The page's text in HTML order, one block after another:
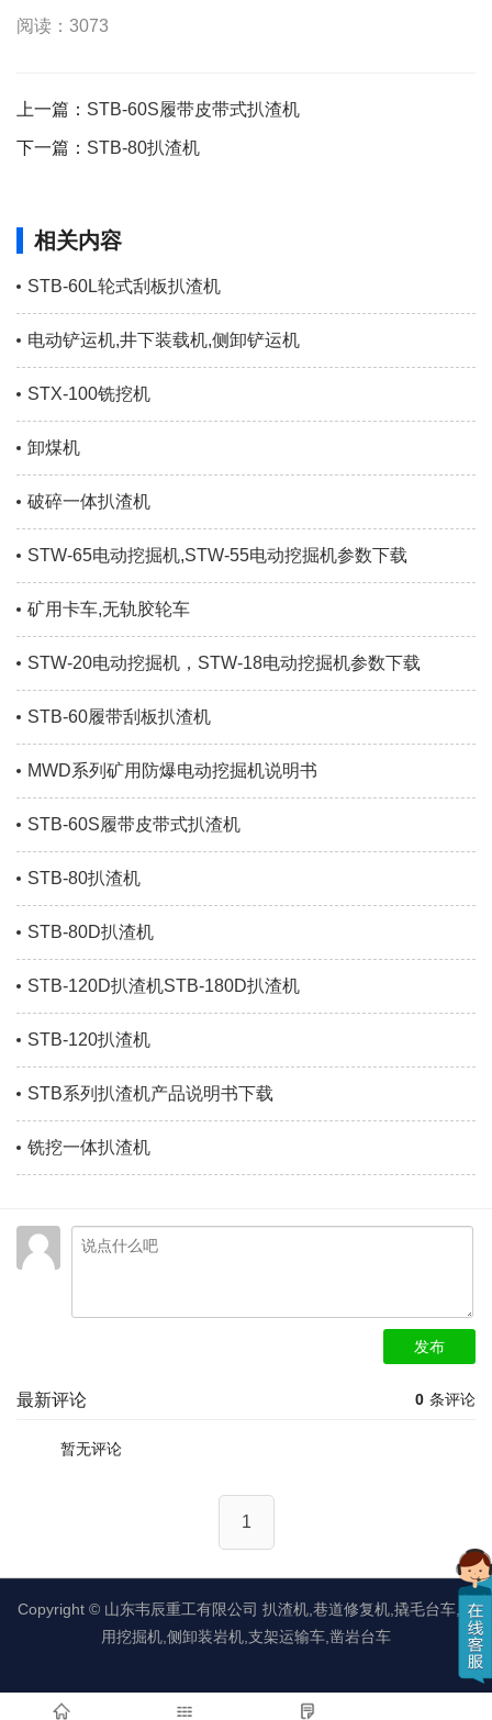
阅读：3073
上一篇： STB-60S履带皮带式扒渣机
下一篇： STB-80扒渣机
相关内容
STB-60L轮式刮板扒渣机
电动铲运机,井下装载机,侧卸铲运机
STX-100铣挖机
卸煤机
破碎一体扒渣机
STW-65电动挖掘机,STW-55电动挖掘机参数下载
矿用卡车,无轨胶轮车
STW-20电动挖掘机，STW-18电动挖掘机参数下载
STB-60履带刮板扒渣机
MWD系列矿用防爆电动挖掘机说明书
STB-60S履带皮带式扒渣机
STB-80扒渣机
STB-80D扒渣机
STB-120D扒渣机STB-180D扒渣机
STB-120扒渣机
STB系列扒渣机产品说明书下载
铣挖一体扒渣机
发布
0 条评论
最新评论
暂无评论
1
Copyright © 山东韦辰重工有限公司 扒渣机,巷道修复机,撬毛台车,矿
用挖掘机,侧卸装岩机,支架运输车,凿岩台车